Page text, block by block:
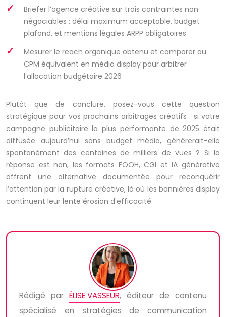
Briefer l’agence créative sur trois contraintes non
négociables : délai maximum acceptable, budget
plafond, et mentions légales ARPP obligatoires
Mesurer le reach organique obtenu et comparer au
CPM équivalent en média display pour arbitrer
l’allocation budgétaire 2026
Plutôt que de conclure, posez-vous cette question
stratégique pour vos prochains arbitrages créatifs : si votre
campagne publicitaire la plus performante de 2025 était
diffusée aujourd’hui sans budget média, générerait-elle
spontanément des centaines de milliers de vues ? Si la
réponse est non, les formats FOOH, CGI et IA générative
offrent une alternative documentée pour reconquérir
l’attention par la rupture créative, là où les bannières display
continuent leur lente érosion d’efficacité.
Rédigé par ÉLISE VASSEUR, éditeur de contenu
spécialisé en stratégies de communication